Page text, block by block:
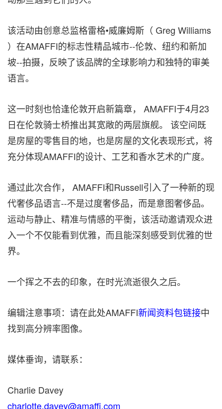
该活动由创意总监格雷格•威廉姆斯（ Greg Williams
）在AMAFFI的标志性精品城市--伦敦、纽约和新加
坡--拍摄，反映了该品牌的全球影响力和独特的审美
语言。
这一时刻也恰逢伦敦开启新篇章， AMAFFI于4月23
日在伦敦骑士桥推出其宽敞的两层旗舰。 该空间既
是房屋的零售目的地，也是房屋的文化表现形式，将
充分体现AMAFFI的设计、工艺和香水艺术的广度。
通过此次合作， AMAFFI和Russell引入了一种新的现
代奢侈品语言--不是过度奢侈品，而是意图奢侈品。
运动与静止、精准与情感的平衡，该活动邀请观众进
入一个不仅能看到优雅，而且能深刻感受到优雅的世
界。
一个挥之不去的印象，在时光流逝很久之后。
编辑注意事项：请在此处AMAFFI新闻资料包链接中
找到高分辨率图像。
媒体垂询，请联系：
Charlie Davey
charlotte.davey@amaffi.com